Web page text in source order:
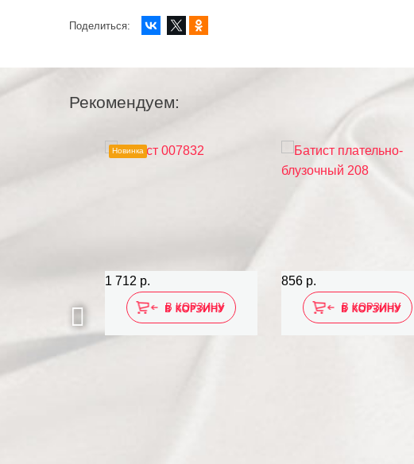
Поделиться:
Рекомендуем:
1 712 р.
Новинка
В КОРЗИНУ
856 р.
В КОРЗИНУ